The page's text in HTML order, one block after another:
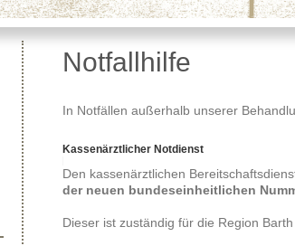
Notfallhilfe
In Notfällen außerhalb unserer
Kassenärztlicher Notdienst
Den kassenärztlichen
der neuen bundeseinheitlichen
Dieser ist zuständig für die Region